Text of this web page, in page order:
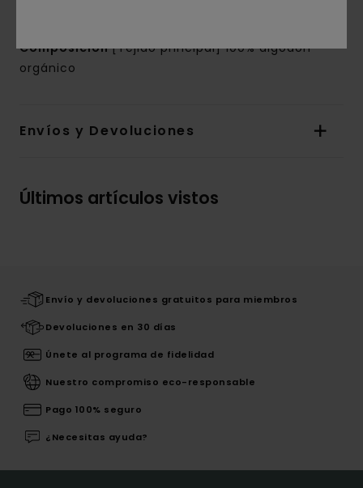
Composición[Tejido principal] 100% algodón
orgánico
Envíos y Devoluciones
Últimos artículos vistos
Envío y devoluciones gratuitos para miembros
Devoluciones en 30 días
Únete al programa de fidelidad
Nuestro compromiso eco-responsable
Pago 100% seguro
¿Necesitas ayuda?